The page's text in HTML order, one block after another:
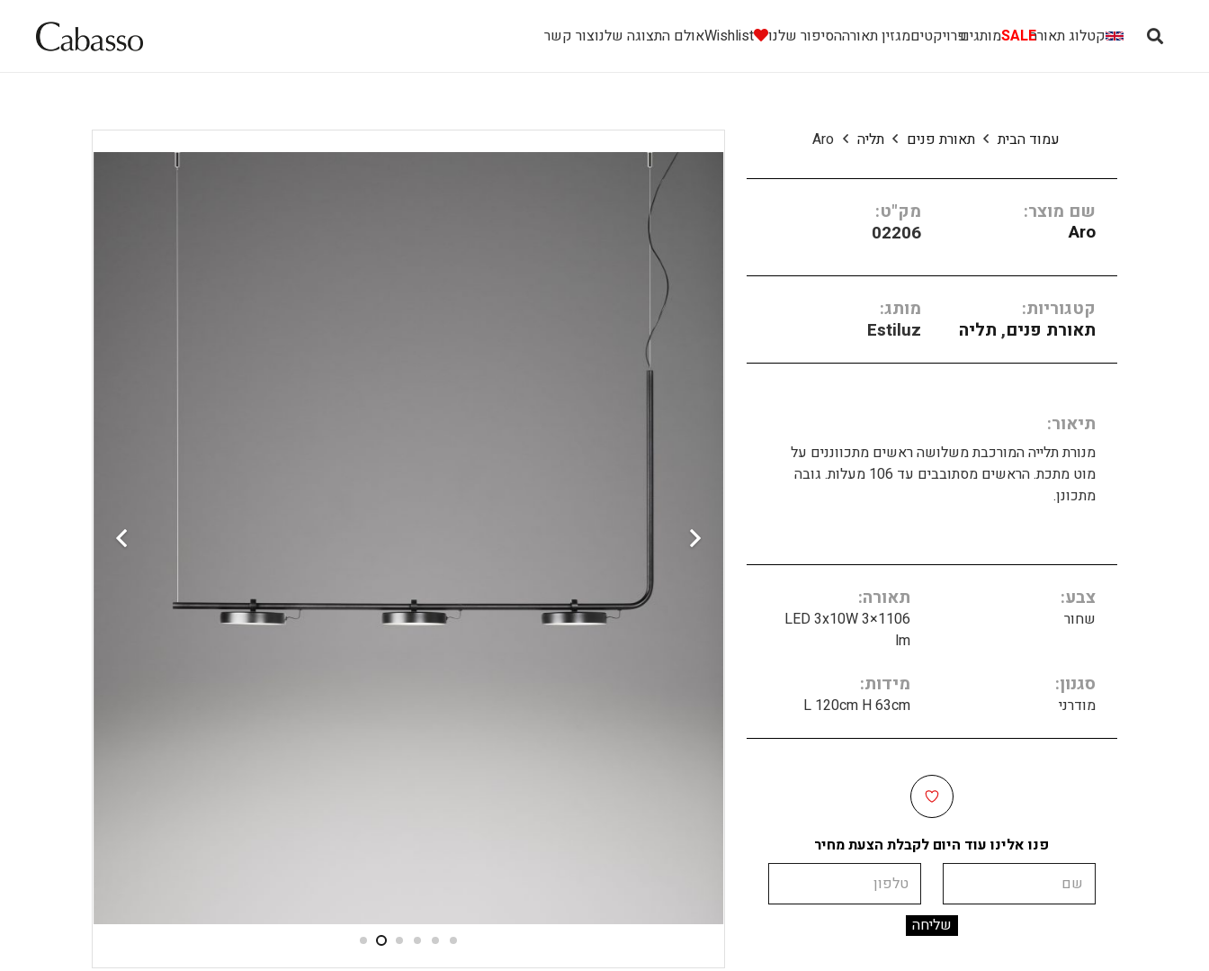
קטלוג תאורהSALEמותגיםפרויקטיםמגזין תאורההסיפור שלנו Wishlistאולם התצוגה שלנוצור קשר
עמוד הבית תאורת פנים תליה Aro
שם מוצר:
Aro
מק"ט:
02206
קטגוריות:
תאורת פנים, תליה
מותג:
Estiluz
תיאור
מנורת תלייה המורכבת משלושה ראשים מתכווננים על
מוט מתכת. הראשים מסתובבים עד 106 מעלות. גובה
מתכונן.
צבע
שחור
תאורה
LED 3x10W 3×1106
lm
סגנון
מודרני
מידות
L 120cm H 63cm
פנו אלינו עוד היום לקבלת הצעת מחיר